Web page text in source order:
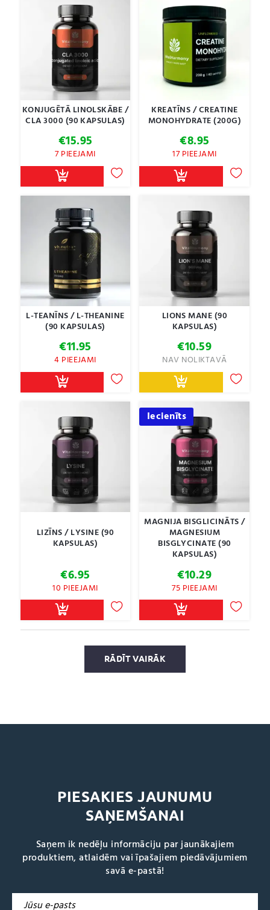
KONJUGĒTĀ LINOLSKĀBE /
CLA 3000 (90 KAPSULAS)
€15.95
7 PIEEJAMI
KREATĪNS / CREATINE
MONOHYDRATE (200G)
€8.95
17 PIEEJAMI
L-TEANĪNS / L-THEANINE
(90 KAPSULAS)
€11.95
4 PIEEJAMI
LIONS MANE (90
KAPSULAS)
€10.59
NAV NOLIKTAVĀ
LIZĪNS / LYSINE (90
KAPSULAS)
€6.95
10 PIEEJAMI
Iecienīts
MAGNIJA BISGLICINĀTS /
MAGNESIUM
BISGLYCINATE (90
KAPSULAS)
€10.29
75 PIEEJAMI
RĀDĪT VAIRĀK
PIESAKIES JAUNUMU
SAŅEMŠANAI
Saņem ik nedēļu informāciju par jaunākajiem
produktiem, atlaidēm vai īpašajiem piedāvājumiem
savā e-pastā!